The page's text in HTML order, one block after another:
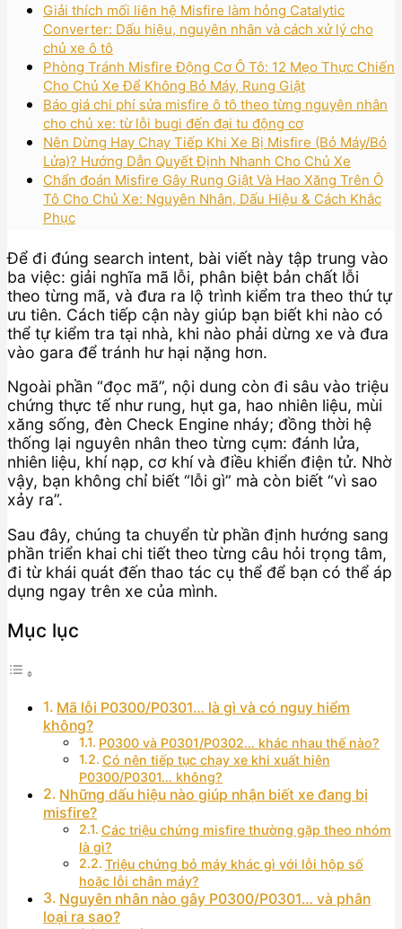
Giải thích mối liên hệ Misfire làm hỏng Catalytic
Converter: Dấu hiệu, nguyên nhân và cách xử lý cho
chủ xe ô tô
Phòng Tránh Misfire Động Cơ Ô Tô: 12 Mẹo Thực Chiến
Cho Chủ Xe Để Không Bỏ Máy, Rung Giật
Báo giá chi phí sửa misfire ô tô theo từng nguyên nhân
cho chủ xe: từ lỗi bugi đến đại tu động cơ
Nên Dừng Hay Chạy Tiếp Khi Xe Bị Misfire (Bỏ Máy/Bỏ
Lửa)? Hướng Dẫn Quyết Định Nhanh Cho Chủ Xe
Chẩn đoán Misfire Gây Rung Giật Và Hao Xăng Trên Ô
Tô Cho Chủ Xe: Nguyên Nhân, Dấu Hiệu & Cách Khắc
Phục
Để đi đúng search intent, bài viết này tập trung vào
ba việc: giải nghĩa mã lỗi, phân biệt bản chất lỗi
theo từng mã, và đưa ra lộ trình kiểm tra theo thứ tự
ưu tiên. Cách tiếp cận này giúp bạn biết khi nào có
thể tự kiểm tra tại nhà, khi nào phải dừng xe và đưa
vào gara để tránh hư hại nặng hơn.
Ngoài phần “đọc mã”, nội dung còn đi sâu vào triệu
chứng thực tế như rung, hụt ga, hao nhiên liệu, mùi
xăng sống, đèn Check Engine nháy; đồng thời hệ
thống lại nguyên nhân theo từng cụm: đánh lửa,
nhiên liệu, khí nạp, cơ khí và điều khiển điện tử. Nhờ
vậy, bạn không chỉ biết “lỗi gì” mà còn biết “vì sao
xảy ra”.
Sau đây, chúng ta chuyển từ phần định hướng sang
phần triển khai chi tiết theo từng câu hỏi trọng tâm,
đi từ khái quát đến thao tác cụ thể để bạn có thể áp
dụng ngay trên xe của mình.
Mục lục
Mã lỗi P0300/P0301… là gì và có nguy hiểm
không?
P0300 và P0301/P0302… khác nhau thế nào?
Có nên tiếp tục chạy xe khi xuất hiện
P0300/P0301… không?
Những dấu hiệu nào giúp nhận biết xe đang bị
misfire?
Các triệu chứng misfire thường gặp theo nhóm
là gì?
Triệu chứng bỏ máy khác gì với lỗi hộp số
hoặc lỗi chân máy?
Nguyên nhân nào gây P0300/P0301… và phân
loại ra sao?